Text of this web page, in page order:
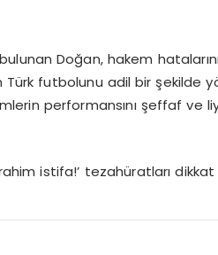
Doğan, hakem
Türk futbolunu adil bir şekilde
performansını şeffaf ve
istifa!’ tezahüratları